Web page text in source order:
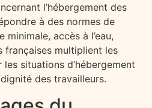
l’hébergement des
à des normes de
accès à l’eau,
françaises multiplient les
situations d’hébergement
des travailleurs.